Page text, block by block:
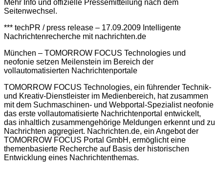
Mehr Info und offizielle Pressemitteilung nach dem
Seitenwechsel.
*** techPR / press release – 17.09.2009 Intelligente
Nachrichtenrecherche mit nachrichten.de
München – TOMORROW FOCUS Technologies und
neofonie setzen Meilenstein im Bereich der
vollautomatisierten Nachrichtenportale
TOMORROW FOCUS Technologies, ein führender Technik-
und Kreativ-Dienstleister im Medienbereich, hat zusammen
mit dem Suchmaschinen- und Webportal-Spezialist neofonie
das erste vollautomatisierte Nachrichtenportal entwickelt,
das inhaltlich zusammengehörige Meldungen erkennt und zu
Nachrichten aggregiert. Nachrichten.de, ein Angebot der
TOMORROW FOCUS Portal GmbH, ermöglicht eine
themenbasierte Recherche auf Basis der historischen
Entwicklung eines Nachrichtenthemas.